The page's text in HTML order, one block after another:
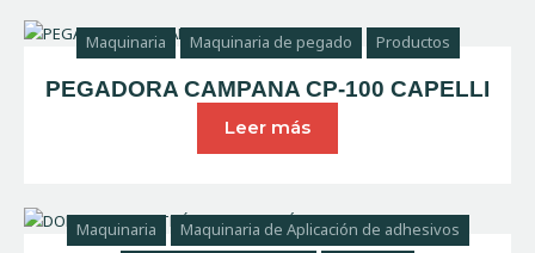
Maquinaria Maquinaria de pegado Productos
PEGADORA CAMPANA CP-100 CAPELLI
Leer más
Maquinaria
Maquinaria de Aplicación de adhesivos